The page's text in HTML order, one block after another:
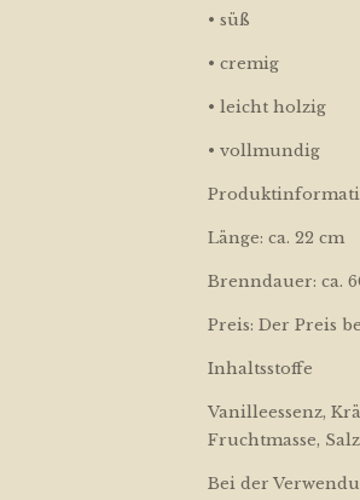
• süß
• cremig
• leicht holzig
• vollmundig
Länge: ca. 22 cm
Brenndauer: ca.
Preis: Der Preis
Inhaltsstoffe
Vanilleessenz,
Fruchtmasse,
Bei der